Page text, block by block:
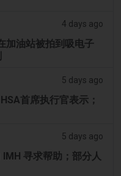
4 days ago
加油站被拍到吸电子
5 days ago
首席执行官表示；
5 days ago
寻求帮助；部分人